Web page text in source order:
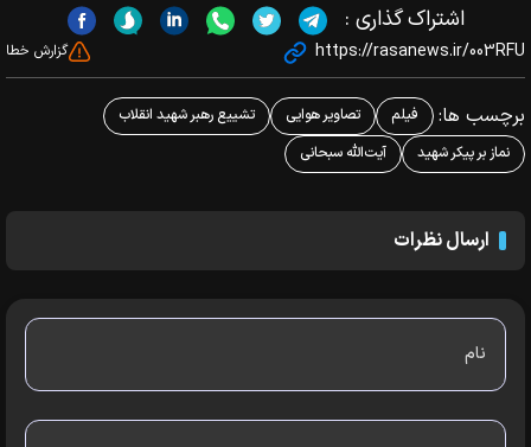
اشتراک گذاری :
https://rasanews.ir/003RFU گزارش خطا
برچسب ها: فیلم تصاویر هوایی
تشییع رهبر شهید انقلاب
نماز بر پیکر شهید
آیت‌الله سبحانی
ارسال نظرات